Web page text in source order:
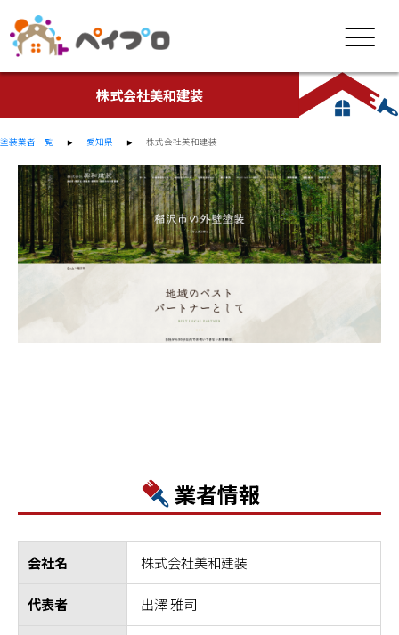
株式会社美和建装
塗装業者一覧 愛知県 株式会社美和建装
業者情報
会社名 株式会社美和建装
代表者 出澤 雅司